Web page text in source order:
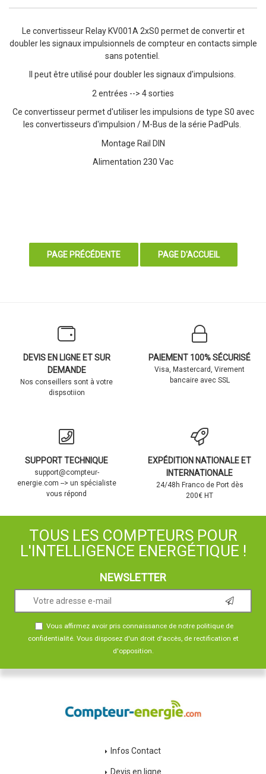
Le convertisseur Relay KV001A 2xS0 permet de convertir et
doubler les signaux impulsionnels de compteur en contacts simple
sans potentiel.
Il peut être utilisé pour doubler les signaux d'impulsions.
2 entrées --> 4 sorties
Ce convertisseur permet d'utiliser les impulsions de type S0 avec
les convertisseurs d'impulsion / M-Bus de la série PadPuls.
Montage Rail DIN
Alimentation 230 Vac
DEVIS EN LIGNE ET SUR
DEMANDE
Nos conseillers sont à votre
dispsotiion
PAIEMENT 100% SÉCURISÉ
Visa, Mastercard, Virement
bancaire avec SSL
SUPPORT TECHNIQUE
support@compteur-
energie.com --> un spécialiste
vous répond
EXPÉDITION NATIONALE ET
INTERNATIONALE
24/48h Franco de Port dès
200€ HT
TOUS LES COMPTEURS POUR
L'INTELLIGENCE ENERGÉTIQUE !
NEWSLETTER
Vous affirmez avoir pris connaissance de notre politique de
confidentialité. Vous disposez d'un droit d'accès, de rectification et
d'opposition.
Infos Contact
Devis en ligne